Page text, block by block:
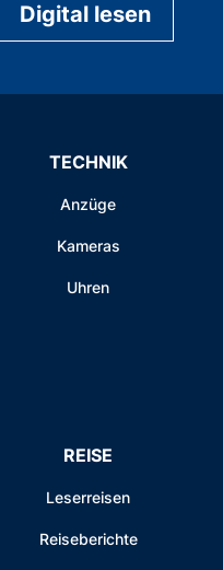
Digital lesen
TECHNIK
Anzüge
Kameras
Uhren
REISE
Leserreisen
Reiseberichte